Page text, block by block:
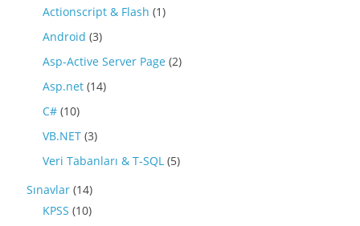
Actionscript & Flash (1)
Android (3)
Asp-Active Server Page (2)
Asp.net (14)
C# (10)
VB.NET (3)
Veri Tabanları & T-SQL (5)
Sınavlar (14)
KPSS (10)